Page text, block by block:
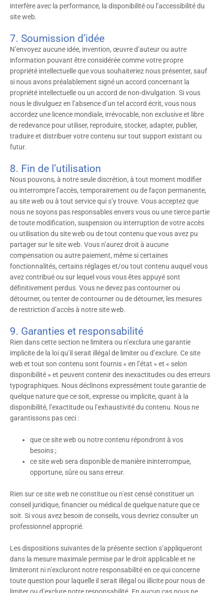
interfère avec la performance, la disponibilité ou l’accessibilité du
site web.
7. Soumission d’idée
N’envoyez aucune idée, invention, œuvre d’auteur ou autre
information pouvant être considérée comme votre propre
propriété intellectuelle que vous souhaiteriez nous présenter, sauf
si nous avons préalablement signé un accord concernant la
propriété intellectuelle ou un accord de non-divulgation. Si vous
nous le divulguez en l’absence d’un tel accord écrit, vous nous
accordez une licence mondiale, irrévocable, non exclusive et libre
de redevance pour utiliser, reproduire, stocker, adapter, publier,
traduire et distribuer votre contenu sur tout support existant ou
futur.
8. Fin de l’utilisation
Nous pouvons, à notre seule discrétion, à tout moment modifier
ou interrompre l’accès, temporairement ou de façon permanente,
au site web ou à tout service qui s’y trouve. Vous acceptez que
nous ne soyons pas responsables envers vous ou une tierce partie
de toute modification, suspension ou interruption de votre accès
ou utilisation du site web ou de tout contenu que vous avez pu
partager sur le site web. Vous n’aurez droit à aucune
compensation ou autre paiement, même si certaines
fonctionnalités, certains réglages et/ou tout contenu auquel vous
avez contribué ou sur lequel vous vous êtes appuyé sont
définitivement perdus. Vous ne devez pas contourner ou
détourner, ou tenter de contourner ou de détourner, les mesures
de restriction d’accès à notre site web.
9. Garanties et responsabilité
Rien dans cette section ne limitera ou n’exclura une garantie
implicite de la loi qu’il serait illégal de limiter ou d’exclure. Ce site
web et tout son contenu sont fournis « en l’état » et « selon
disponibilité » et peuvent contenir des inexactitudes ou des erreurs
typographiques. Nous déclinons expressément toute garantie de
quelque nature que ce soit, expresse ou implicite, quant à la
disponibilité, l’exactitude ou l’exhaustivité du contenu. Nous ne
garantissons pas ceci :
que ce site web ou notre contenu répondront à vos
besoins ;
ce site web sera disponible de manière ininterrompue,
opportune, sûre ou sans erreur.
Rien sur ce site web ne constitue ou n’est censé constituer un
conseil juridique, financier ou médical de quelque nature que ce
soit. Si vous avez besoin de conseils, vous devriez consulter un
professionnel approprié.
Les dispositions suivantes de la présente section s’appliqueront
dans la mesure maximale permise par le droit applicable et ne
limiteront ni n’excluront notre responsabilité en ce qui concerne
toute question pour laquelle il serait illégal ou illicite pour nous de
limiter ou d’exclure notre responsabilité. En aucun cas nous ne